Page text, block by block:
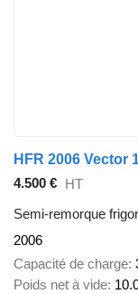
HFR 2006 Vector
4.500 € HT
Semi-remorque
2006
Capacité de charge
Poids net à vide